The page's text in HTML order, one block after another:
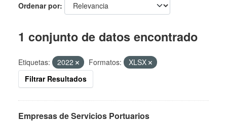
Ordenar por
1 conjunto de datos encontrado
Etiquetas: 2022 Formatos:
XLSX
Filtrar Resultados
Empresas de Servicios Portuarios